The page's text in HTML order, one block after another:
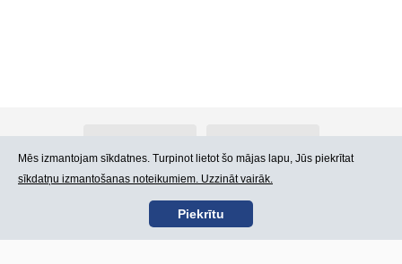
Kontakti Lietošanas noteikumi
Mēs izmantojam sīkdatnes. Turpinot lietot šo mājas lapu, Jūs piekrītat
sīkdatņu izmantošanas noteikumiem. Uzzināt vairāk.
Piekrītu